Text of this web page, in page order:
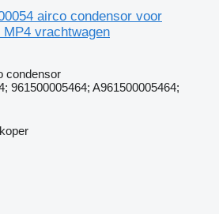
airco condensor voor
vrachtwagen
condensor
961500005464; A961500005464;